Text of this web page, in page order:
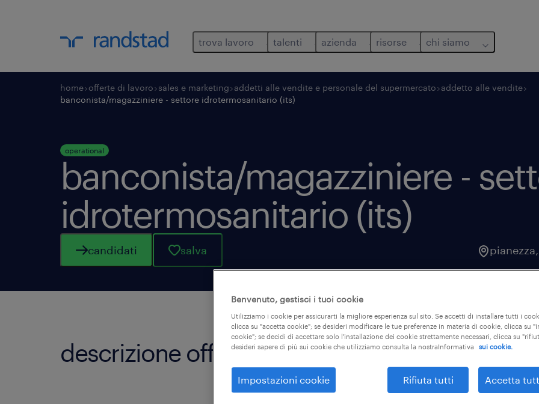
trova lavoro talenti azienda risorse chi siamo
home offerte di lavoro sales e marketing addetti alle vendite e personale del supermercato addetto alle vendite
banconista/magazziniere - settore idrotermosanitario (its)
operational
banconista/magazziniere -
idrotermosanitario (its)
candidati salva pianezza,
descrizione offerta
Benvenuto, gestisci i tuoi cookie
Utilizziamo i cookie per assicurarti la migliore esperienza sul sito. Se accetti di installare tutti i
clicca su "accetta cookie"; se desideri modificare le tue preferenze in materia di cookie, clicca su
cookie"; se decidi di accettare solo l'installazione dei cookie strettamente necessari, clicca su
desideri sapere di più sui cookie che utilizziamo consulta la nostraInformativa
sui cookie.
Impostazioni cookie Rifiuta tutti Accetta